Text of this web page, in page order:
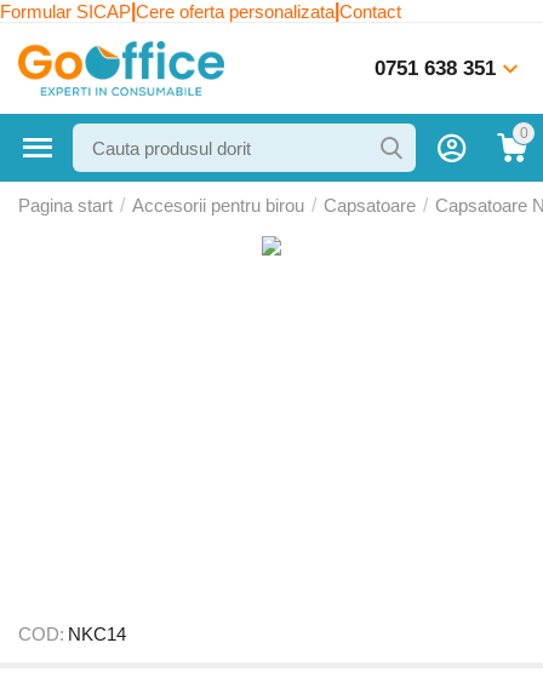
Formular SICAP Cere oferta personalizata Contact
0751 638 351
0
Pagina start / Accesorii pentru birou / Capsatoare / Capsatoare
COD: NKC14